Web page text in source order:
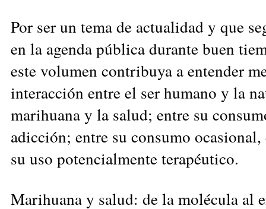
Por ser un tema de actualidad y que
en la agenda pública durante buen
este volumen contribuya a entender
interacción entre el ser humano y la
marihuana y la salud; entre su
adicción; entre su consumo
su uso potencialmente terapéutico.
Marihuana y salud: de la molécula al